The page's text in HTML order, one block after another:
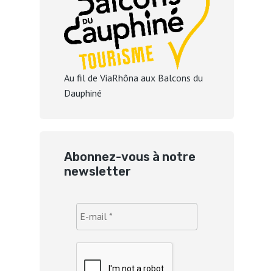
Au fil de ViaRhôna aux Balcons du
Dauphiné
Abonnez-vous à notre
newsletter